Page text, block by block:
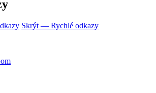
Skrýt — Rychlé odkazy